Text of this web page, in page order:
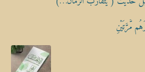
مَّرَّتَيْنِ